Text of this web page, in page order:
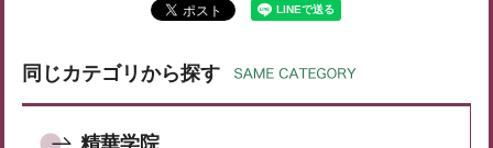
同じカテゴリから探す